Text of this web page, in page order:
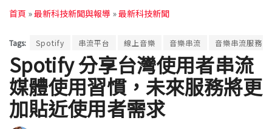
首頁 »最新科技新聞與報導 »最新科技新聞
Tags: Spotify 串流平台 線上音樂 音樂串流 音樂串流服務
Spotify 分享台灣使用者串流
媒體使用習慣，未來服務將更
加貼近使用者需求